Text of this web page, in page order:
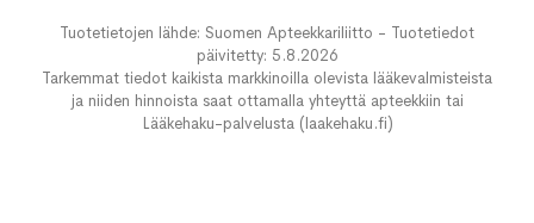
Tuotetietojen lähde: Suomen Apteekkariliitto - Tuotetiedot
päivitetty: 5.8.2026
Tarkemmat tiedot kaikista markkinoilla olevista lääkevalmisteista
ja niiden hinnoista saat ottamalla yhteyttä apteekkiin tai
Lääkehaku-palvelusta (laakehaku.fi)